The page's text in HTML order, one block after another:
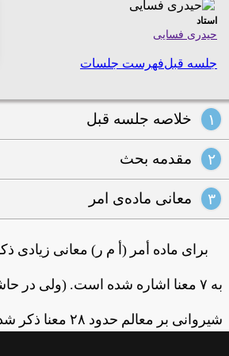
استاد
حیدری فسایی
جلسه قبلفهرست جلسات
۱ خلاصه جلسه قبل
۲ مقدمه بحث
۳ معانی ماده‌ی امر
برای ماده أمر (أ م ر) معانی زیادی
به ۷ معنا اشاره شده است. (ولی در
شیروانی بر معالم حدود ۲۸ معنا ذکر شده است.)